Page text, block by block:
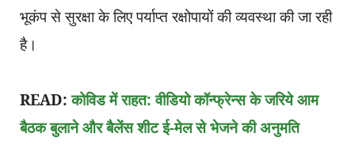
भूकंप से सुरक्षा के लिए पर्याप्त रक्षोपायों की व्यवस्था की जा रही
है।
READ:कोविड में राहत: वीडियो कॉन्फ्रेन्स के जरिये आम
बैठक बुलाने और बैलेंस शीट ई-मेल से भेजने की अनुमति